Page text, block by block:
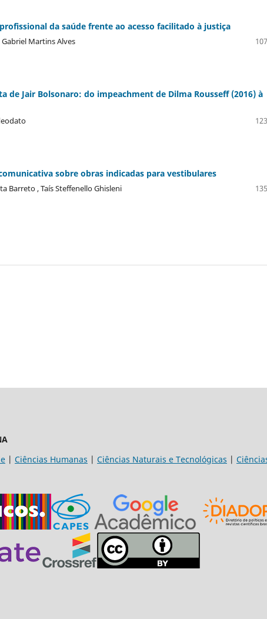
da saúde frente ao acesso facilitado à justiça
Martins Alves
de Jair Bolsonaro: do impeachment de Dilma Rousseff (2016) à
sobre obras indicadas para vestibulares
Barreto , Taís Steffenello Ghisleni
| Ciências Humanas | Ciências Naturais e Tecnológicas |